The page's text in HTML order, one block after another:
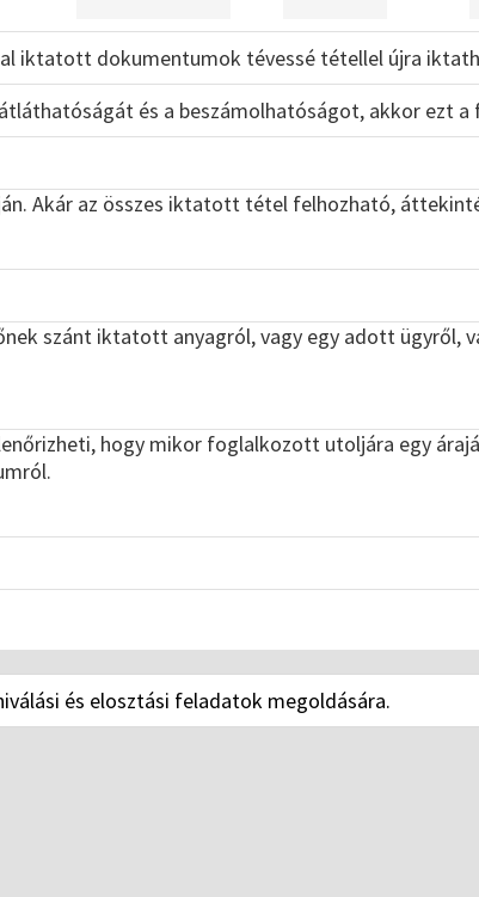
iktatott dokumentumok tévessé tétellel újra
és a beszámolhatóságot, akkor ezt a
Akár az összes iktatott tétel felhozható,
szánt iktatott anyagról, vagy egy adott
hogy mikor foglalkozott utoljára egy
és elosztási feladatok megoldására.